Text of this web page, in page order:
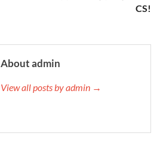
CS!
About admin
View all posts by admin →